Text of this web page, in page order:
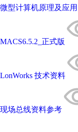
微型计算机原理及应用
MACS6.5.2_正式版
LonWorks 技术资料
现场总线资料参考